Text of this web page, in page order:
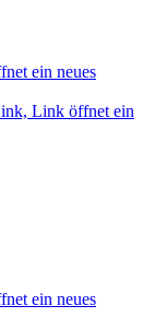
ein neues
Link öffnet ein
ein neues